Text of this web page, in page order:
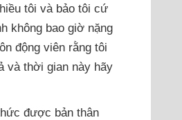
tôi và bảo tôi cứ
không bao giờ nặng
động viên rằng tôi
và thời gian này hãy
được bản thân